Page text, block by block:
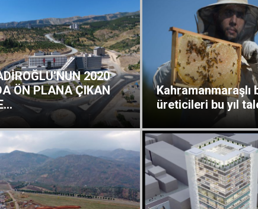
2020
ÖN PLANA ÇIKAN
Kahramanmaraşlı
üreticileri bu yıl